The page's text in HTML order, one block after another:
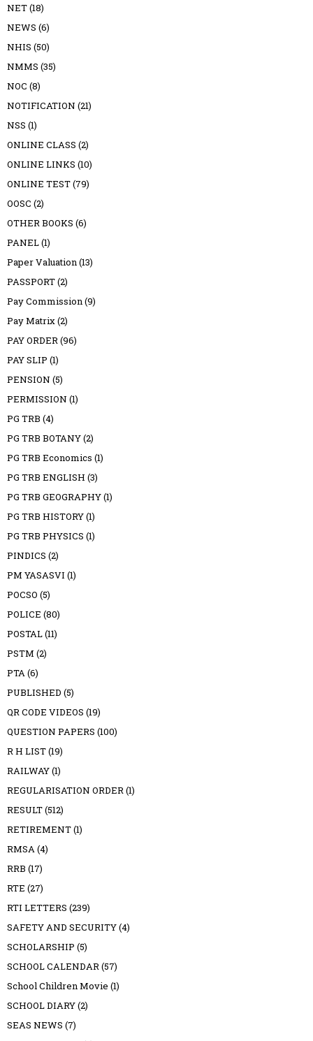
NET(18)
NEWS (6)
NHIS (50)
NMMS (35)
NOC (8)
NOTIFICATION (21)
NSS (1)
ONLINE CLASS (2)
ONLINE LINKS (10)
ONLINE TEST(79)
OOSC (2)
OTHER BOOKS (6)
PANEL(1)
Paper Valuation(13)
PASSPORT(2)
Pay Commission(9)
Pay Matrix(2)
PAY ORDER(96)
PAY SLIP (1)
PENSION (5)
PERMISSION (1)
PG TRB (4)
PG TRB BOTANY(2)
PG TRB Economics (1)
PG TRB ENGLISH (3)
PG TRB GEOGRAPHY(1)
PG TRB HISTORY(1)
PG TRB PHYSICS (1)
PINDICS (2)
PM YASASVI (1)
POCSO (5)
POLICE (80)
POSTAL(11)
PSTM (2)
PTA(6)
PUBLISHED (5)
QR CODE VIDEOS (19)
QUESTION PAPERS (100)
R H LIST(19)
RAILWAY(1)
REGULARISATION ORDER(1)
RESULT(512)
RETIREMENT(1)
RMSA(4)
RRB (17)
RTE (27)
RTI LETTERS (239)
SAFETY AND SECURITY(4)
SCHOLARSHIP (5)
SCHOOL CALENDAR(57)
School Children Movie (1)
SCHOOL DIARY(2)
SEAS NEWS (7)